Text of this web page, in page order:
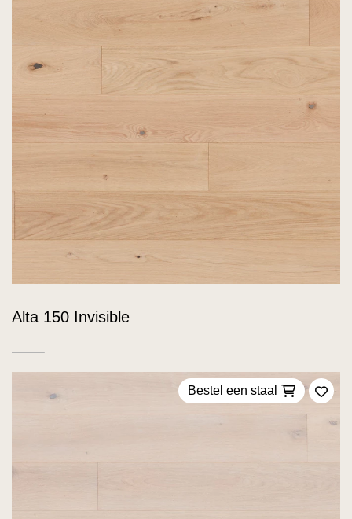
Alta 150 Invisible
Bestel een staal